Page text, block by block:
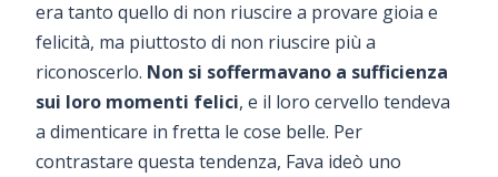
era tanto quello di non riuscire a provare gioia e
felicità, ma piuttosto di non riuscire più a
riconoscerlo. Non si soffermavano a sufficienza
sui loro momenti felici, e il loro cervello tendeva
a dimenticare in fretta le cose belle. Per
contrastare questa tendenza, Fava ideò uno